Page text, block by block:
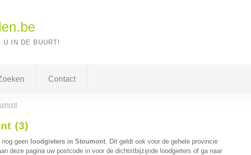
U IN DE BUURT!
Contact
(3)
nog geen loodgieters in Stoumont. Dit geldt ook voor de gehele provincie
deze pagina uw postcode in voor de dichtstbijzijnde loodgieters of ga naar